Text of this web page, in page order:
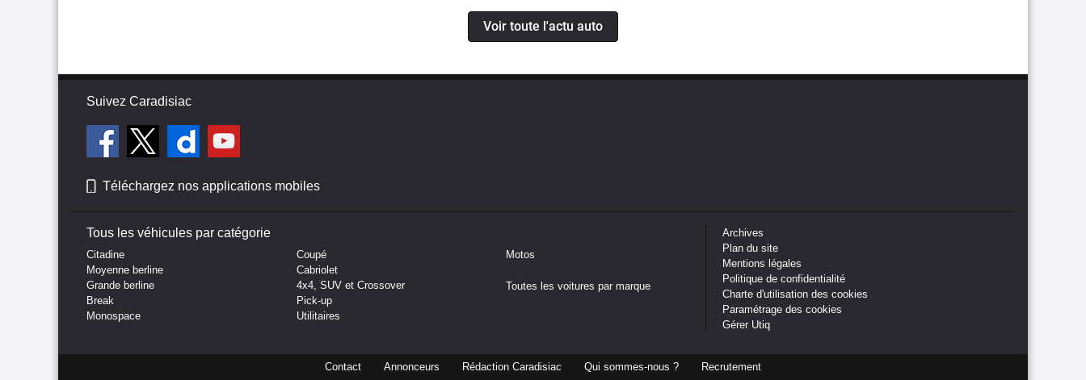
Voir toute l'actu auto
Suivez Caradisiac
Téléchargez nos applications mobiles
Tous les véhicules par catégorie
Citadine
Moyenne berline
Grande berline
Break
Monospace
Coupé
Cabriolet
4x4, SUV et Crossover
Pick-up
Utilitaires
Motos
Toutes les voitures par marque
Archives
Plan du site
Mentions légales
Politique de confidentialité
Charte d'utilisation des cookies
Paramétrage des cookies
Gérer Utiq
Contact Annonceurs Rédaction Caradisiac Qui sommes-nous ? Recrutement